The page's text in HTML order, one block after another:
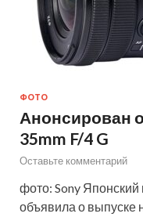
ФОТО
Анонсирован
35mm F/4 G
Оставьте комментарий
фото: Sony
объявила о выпуске